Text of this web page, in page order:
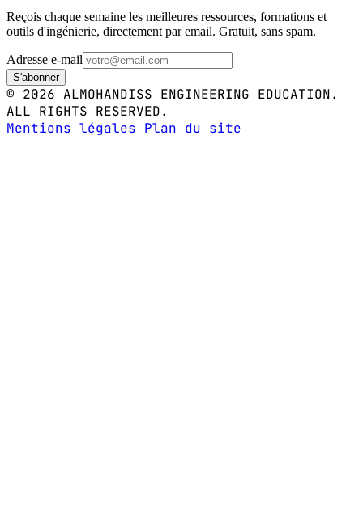
Reçois chaque semaine les meilleures ressources, formations et
outils d'ingénierie, directement par email. Gratuit, sans spam.
Adresse e-mail
S'abonner
© 2026 ALMOHANDISS ENGINEERING EDUCATION.
ALL RIGHTS RESERVED.
Mentions légales Plan du site